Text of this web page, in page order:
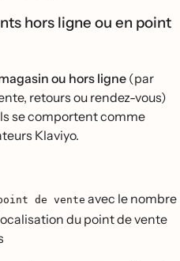
hors ligne ou en point
ou hors ligne (par
retours ou rendez-vous)
se comportent comme
Klaviyo.
de vente avec le nombre
du point de vente